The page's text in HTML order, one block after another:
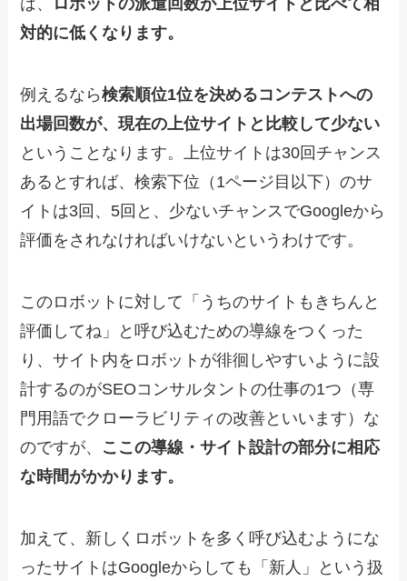
は、
ロボットの派遣回数が上位サイトと比べて相
対的に低くなります。
例えるなら検索順位1位を決めるコンテストへの
出場回数が、現在の上位サイトと比較して少ない
ということなります。上位サイトは30回チャンス
あるとすれば、検索下位（1ページ目以下）のサ
イトは3回、5回と、少ないチャンスでGoogleから
評価をされなければいけないというわけです。
このロボットに対して「うちのサイトもきちんと
評価してね」と呼び込むための導線をつくった
り、サイト内をロボットが徘徊しやすいように設
計するのがSEOコンサルタントの仕事の1つ（専
門用語でクローラビリティの改善といいます）な
のですが、 ここの導線・サイト設計の部分に相応
な時間がかかります。
加えて、新しくロボットを多く呼び込むようにな
ったサイトはGoogleからしても「新人」という扱